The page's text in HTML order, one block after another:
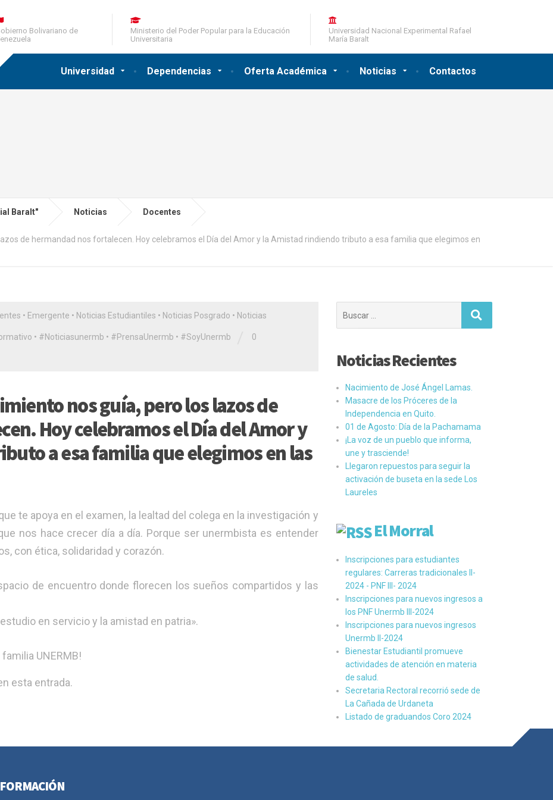
Universidad Dependencias Oferta Académica Noticias Contactos
Bolivariano de
Ministerio del Poder Popular para la Educación
Universitaria
Universidad Nacional Experimental Rafael
María Baralt
Baralt" Noticias Docentes
de hermandad nos fortalecen. Hoy celebramos el Día del Amor y la Amistad rindiendo tributo a esa familia que elegimos en
• Emergente • Noticias Estudiantiles • Noticias Posgrado • Noticias
• #Noticiasunermb • #PrensaUnermb • #SoyUnermb 0
nos guía, pero los lazos de
Hoy celebramos el Día del Amor y
a esa familia que elegimos en las
te apoya en el examen, la lealtad del colega en la investigación y
nos hace crecer día a día. Porque ser unermbista es entender
con ética, solidaridad y corazón.
de encuentro donde florecen los sueños compartidos y las
en servicio y la amistad en patria».
UNERMB!
esta entrada.
Noticias Recientes
Nacimiento de José Ángel Lamas.
Masacre de los Próceres de la
Independencia en Quito.
01 de Agosto: Día de la Pachamama
¡La voz de un pueblo que informa,
une y trasciende!
Llegaron repuestos para seguir la
activación de buseta en la sede Los
Laureles
El Morral
Inscripciones para estudiantes
regulares: Carreras tradicionales II-
2024 - PNF III- 2024
Inscripciones para nuevos ingresos a
los PNF Unermb III-2024
Inscripciones para nuevos ingresos
Unermb II-2024
Bienestar Estudiantil promueve
actividades de atención en materia
de salud.
Secretaria Rectoral recorrió sede de
La Cañada de Urdaneta
Listado de graduandos Coro 2024